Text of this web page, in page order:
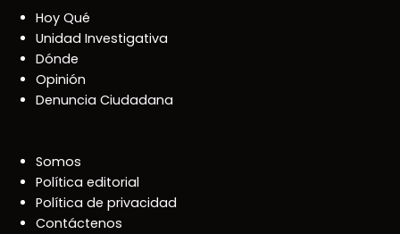
Hoy Qué
Unidad Investigativa
Dónde
Opinión
Denuncia Ciudadana
Somos
Política editorial
Política de privacidad
Contáctenos